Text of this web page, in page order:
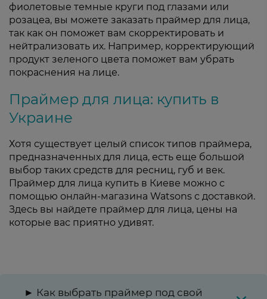
фиолетовые темные круги под глазами или
розацеа, вы можете заказать праймер для лица,
так как он поможет вам скорректировать и
нейтрализовать их. Например, корректирующий
продукт зеленого цвета поможет вам убрать
покраснения на лице.
Праймер для лица: купить в
Украине
Хотя существует целый список типов праймера,
предназначенных для лица, есть еще большой
выбор таких средств для ресниц, губ и век.
Праймер для лица купить в Киеве можно с
помощью онлайн-магазина Watsons с доставкой.
Здесь вы найдете праймер для лица, цены на
которые вас приятно удивят.
► Как выбрать праймер под свой